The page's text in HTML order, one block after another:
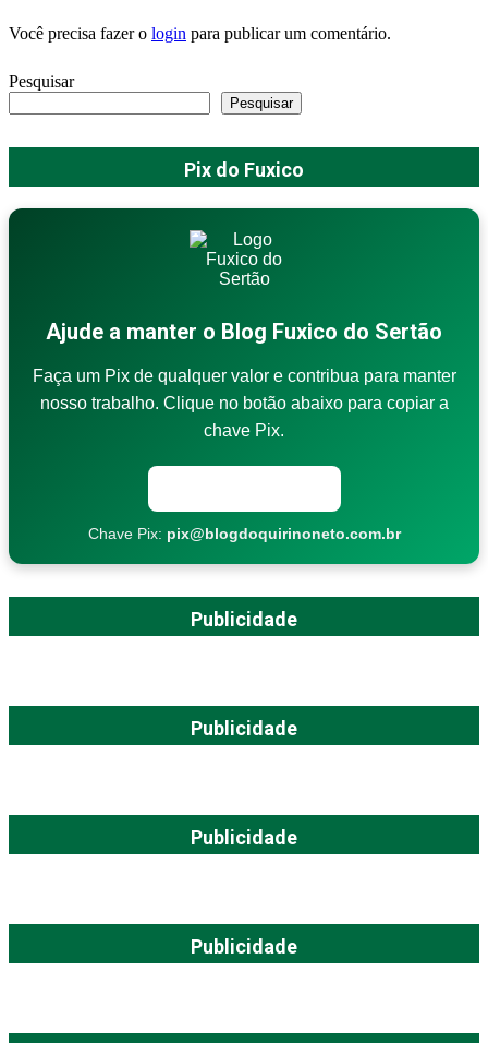
Você precisa fazer o login para publicar um comentário.
Pesquisar
Pesquisar
Pix do Fuxico
Ajude a manter o Blog Fuxico do Sertão
Faça um Pix de qualquer valor e contribua para manter
nosso trabalho. Clique no botão abaixo para copiar a
chave Pix.
Chave Pix: pix@blogdoquirinoneto.com.br
Publicidade
Publicidade
Publicidade
Publicidade